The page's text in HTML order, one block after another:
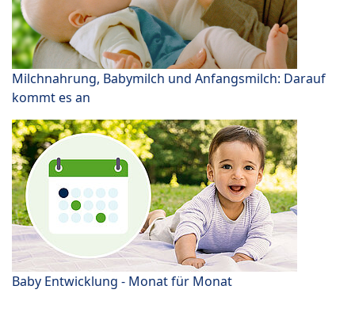
Milchnahrung, Babymilch und Anfangsmilch: Darauf
kommt es an
Baby Entwicklung - Monat für Monat